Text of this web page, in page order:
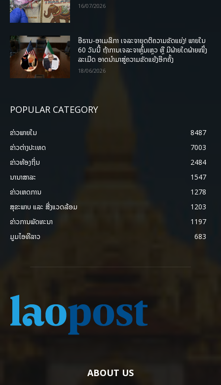
16/07/2026
ອີຣານ-ອາເມລິກາ ເຈລະຈາຍຸດຕິຄວາມຂັດແຍ່ງ! ພາຍໃນ
60 ວັນນີ້ ຖ້າການເຈລະຈາຫຼົ້ມເຫຼວ ຫຼື ມີຝ່າຍໃດຝ່າຍໜຶ່ງ
ລະເມີດ ອາດນໍາມາສູ່ຄວາມຂັດແຍ້ງອີກຄັ້ງ
18/06/2026
POPULAR CATEGORY
ຂ່າວພາຍ​ໃນ
8487
ຂ່າວຕ່າງປະເທດ
7003
ຂ່າວທ້ອງຖິ່ນ
2484
ນານາສາລະ
1547
ຂ່າວເຫດການ
1278
ສຸຂະພາບ ແລະ ສີ່ງແວດລ້ອມ
1203
ຂ່າວການພັດທະນາ
1197
ມູມໄອທີລາວ
683
ABOUT US